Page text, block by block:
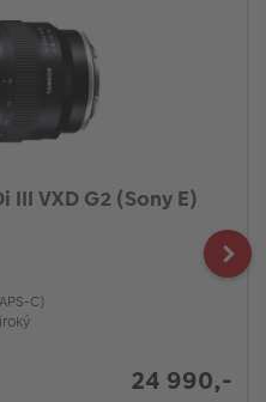
VXD G2 (Sony E)
C)
24 990,-